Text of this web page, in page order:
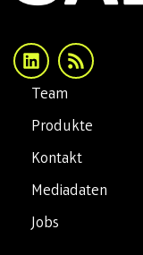
Team
Produkte
Kontakt
Mediadaten
Jobs